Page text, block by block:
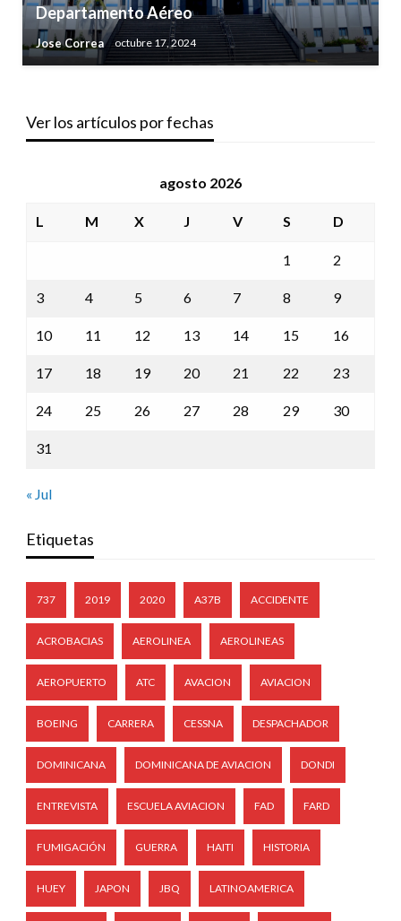
Departamento Aéreo
Jose Correa octubre 17, 2024
Ver los artículos por fechas
agosto 2026
L M X J V S D
1 2
3 4 5 6 7 8 9
10 11 12 13 14 15 16
17 18 19 20 21 22 23
24 25 26 27 28 29 30
31
« Jul
Etiquetas
737 2019 2020 A37B ACCIDENTE
ACROBACIAS AEROLINEA AEROLINEAS
AEROPUERTO ATC AVACION AVIACION
BOEING CARRERA CESSNA DESPACHADOR
DOMINICANA DOMINICANA DE AVIACION DONDI
ENTREVISTA ESCUELA AVIACION FAD FARD
FUMIGACIÓN GUERRA HAITI HISTORIA
HUEY JAPON JBQ LATINOAMERICA